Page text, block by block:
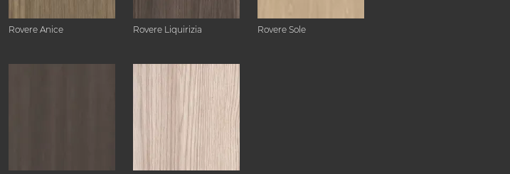
Rovere Anice Rovere Liquirizia Rovere Sole